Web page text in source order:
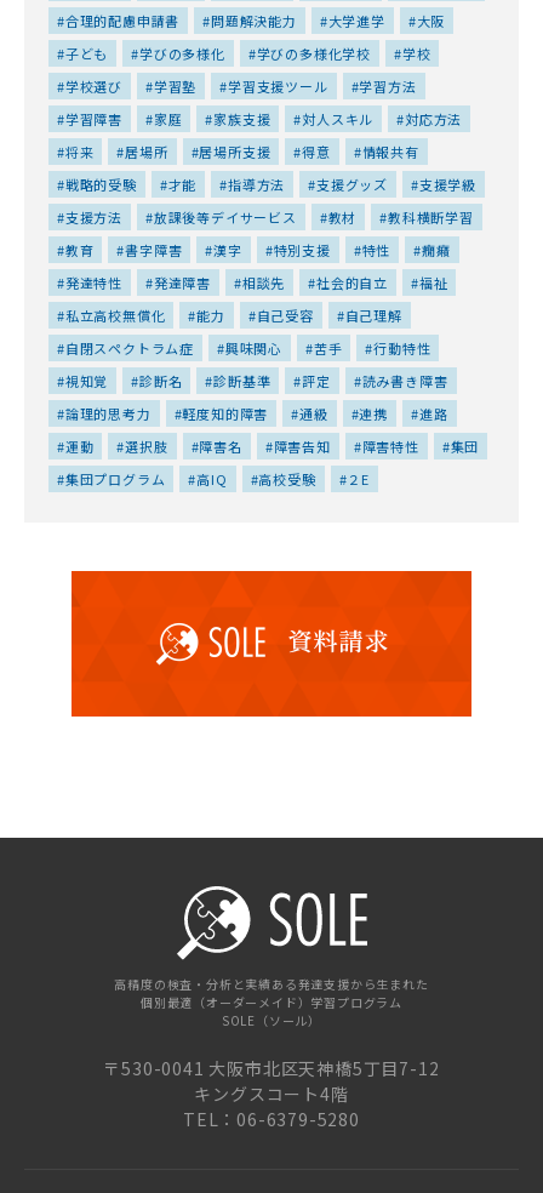
合理的配慮申請書
問題解決能力 大学進学
大阪
子ども
学びの多様化 学びの多様化学校
学校
学校選び
学習塾 学習支援ツール
学習方法
学習障害
家庭 家族支援 対人スキル
対応方法
将来
居場所 居場所支援 得意
情報共有
戦略的受験
才能 指導方法 支援グッズ
支援学級
支援方法
放課後等デイサービス 教材
教科横断学習
教育
書字障害 漢字 特別支援 特性
癇癪
発達特性
発達障害 相談先 社会的自立
福祉
私立高校無償化
能力 自己受容
自己理解
自閉スペクトラム症
興味関心 苦手
行動特性
視知覚
診断名 診断基準 評定
読み書き障害
論理的思考力
軽度知的障害 通級 連携
進路
運動
選択肢 障害名 障害告知 障害特性
集団
集団プログラム
高IQ 高校受験 ２E
高精度の検査・分析と実績ある発達支援から生まれた
個別最適（オーダーメイド）学習プログラム
SOLE（ソール）
〒530-0041 大阪市北区天神橋5丁目7-12
キングスコート4階
TEL：06-6379-5280